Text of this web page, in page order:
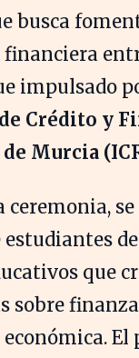
busca
financiera
impulsado
Crédito y
Murcia
ceremonia,
estudiantes
que
sobre
económica.